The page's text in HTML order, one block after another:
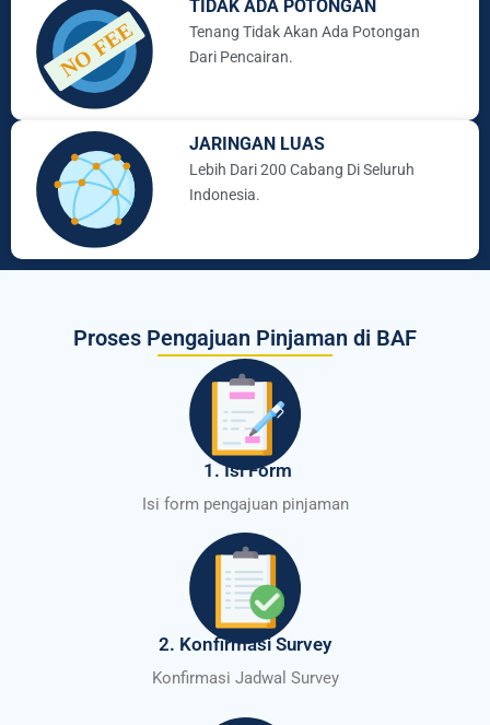
TIDAK ADA POTONGAN
Tenang Tidak Akan Ada Potongan
Dari Pencairan.
JARINGAN LUAS
Lebih Dari 200 Cabang Di Seluruh
Indonesia.
Proses Pengajuan Pinjaman di BAF
1. Isi Form
Isi form pengajuan pinjaman
2. Konfirmasi Survey
Konfirmasi Jadwal Survey